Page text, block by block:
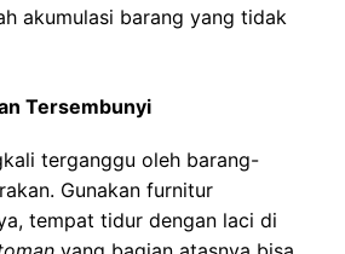
akumulasi barang yang tidak
Tersembunyi
terganggu oleh barang-
Gunakan furnitur
tempat tidur dengan laci di